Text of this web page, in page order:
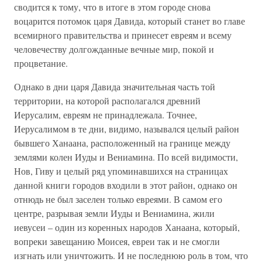
сводится к тому, что в итоге в этом городе снова
воцарится потомок царя Давида, который станет во главе
всемирного правительства и принесет евреям и всему
человечеству долгожданные вечные мир, покой и
процветание.
Однако в дни царя Давида значительная часть той
территории, на которой располагался древний
Иерусалим, евреям не принадлежала. Точнее,
Иерусалимом в те дни, видимо, назывался целый район
бывшего Ханаана, расположенный на границе между
землями колен Иуды и Вениамина. По всей видимости,
Нов, Гиву и целый ряд упоминавшихся на страницах
данной книги городов входили в этот район, однако он
отнюдь не был заселен только евреями. В самом его
центре, разрывая земли Иуды и Вениамина, жили
иевусеи – один из коренных народов Ханаана, который,
вопреки завещанию Моисея, евреи так и не смогли
изгнать или уничтожить. И не последнюю роль в том, что